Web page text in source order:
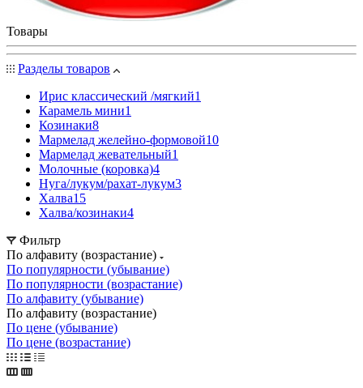
Товары
Разделы товаров
Ирис классический /мягкий1
Карамель мини1
Козинаки8
Мармелад желейно-формовой10
Мармелад жевательный1
Молочные (коровка)4
Нуга/лукум/рахат-лукум3
Халва15
Халва/козинаки4
Фильтр
По алфавиту (возрастание)
По популярности (убывание)
По популярности (возрастание)
По алфавиту (убывание)
По алфавиту (возрастание)
По цене (убывание)
По цене (возрастание)